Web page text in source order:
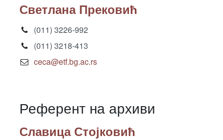
Светлана Прековић
(011) 3226-992
(011) 3218-413
ceca@etf.bg.ac.rs
Референт на архиви
Славица Стојковић